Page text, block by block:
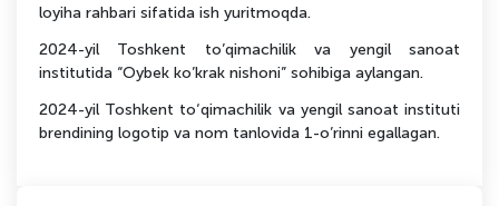
loyiha rahbari sifatida ish yuritmoqda.
2024-yil Toshkent to’qimachilik va yengil sanoat
institutida “Oybek ko’krak nishoni” sohibiga aylangan.
2024-yil Toshkent to‘qimachilik va yengil sanoat instituti
brendining logotip va nom tanlovida 1-o’rinni egallagan.